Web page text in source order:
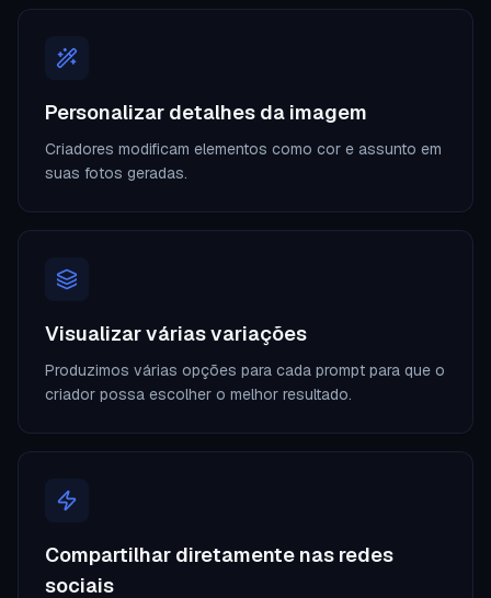
Personalizar detalhes da imagem
Criadores modificam elementos como cor e assunto em
suas fotos geradas.
Visualizar várias variações
Produzimos várias opções para cada prompt para que o
criador possa escolher o melhor resultado.
Compartilhar diretamente nas redes
sociais